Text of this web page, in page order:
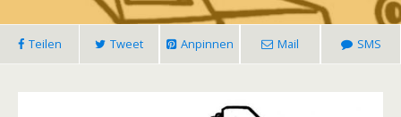
Teilen Tweet Anpinnen Mail SMS